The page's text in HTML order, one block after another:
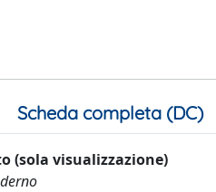
Scheda completa (DC)
(sola visualizzazione)